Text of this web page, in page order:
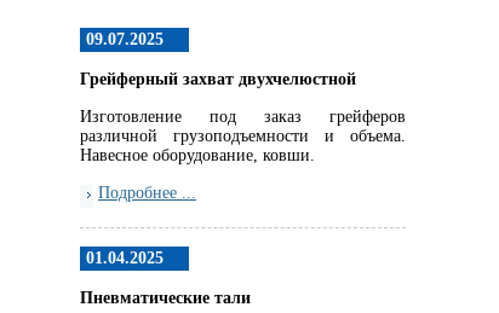
09.07.2025
Грейферный захват двухчелюстной
Изготовление под заказ грейферов
различной грузоподъемности и объема.
Навесное оборудование, ковши.
Подробнее ...
01.04.2025
Пневматические тали